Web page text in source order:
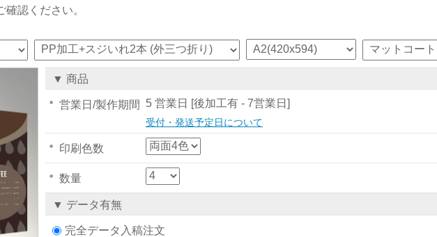
認ください。
▼ 商品
営業日/製作期間 5 営業日 [後加工有 - 7営業日]
受付・発送予定日について
印刷色数
数量
▼ データ有無
完全データ入稿注文